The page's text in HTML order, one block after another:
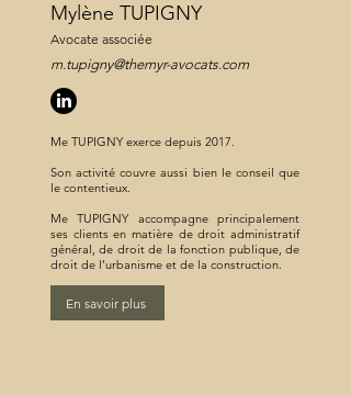
Mylène TUPIGNY
​Avocate associée
Me TUPIGNY exerce depuis 2017.
Son activité couvre aussi bien le conseil que
le contentieux.
Me TUPIGNY accompagne principalement
ses clients en matière de droit administratif
général, de droit de la fonction publique, de
droit de l’urbanisme et de la construction.
m.tupigny@themyr-avocats.com
En savoir plus